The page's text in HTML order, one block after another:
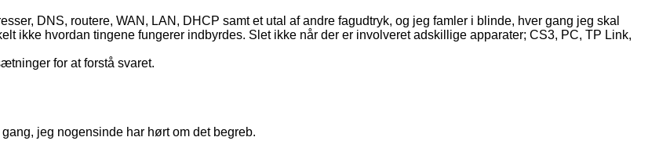
DNS, routere, WAN, LAN, DHCP samt et utal af andre fagudtryk, og jeg famler i blinde, hver gang jeg skal
ikke hvordan tingene fungerer indbyrdes. Slet ikke når der er involveret adskillige apparater; CS3, PC, TP Link,
for at forstå svaret.
jeg nogensinde har hørt om det begreb.